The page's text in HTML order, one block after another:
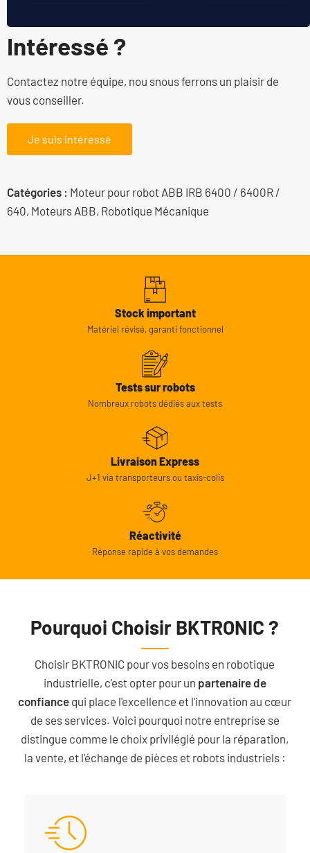
Intéressé ?
Contactez notre équipe, nou snous ferrons un plaisir de
vous conseiller.
Je suis intéressé
Catégories : Moteur pour robot ABB IRB 6400 / 6400R /
640, Moteurs ABB, Robotique Mécanique
Stock important
Matériel révisé, garanti fonctionnel
Tests sur robots
Nombreux robots dédiés aux tests
Livraison Express
J+1 via transporteurs ou taxis-colis
Réactivité
Réponse rapide à vos demandes
Pourquoi Choisir BKTRONIC ?
Choisir BKTRONIC pour vos besoins en robotique
industrielle, c'est opter pour un partenaire de
confiance qui place l'excellence et l'innovation au cœur
de ses services. Voici pourquoi notre entreprise se
distingue comme le choix privilégié pour la réparation,
la vente, et l'échange de pièces et robots industriels :